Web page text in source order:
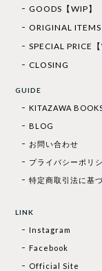
GOODS【WIP】
ORIGINAL ITEMS
SPECIAL PRICE【
CLOSING
GUIDE
KITAZAWA
BLOG
お問い合わせ
プライバシーポリ
特定商取引法に基
LINK
Instagram
Facebook
Official Site